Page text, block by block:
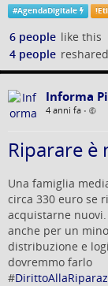
#AgendaDigitale !
6 people like this
4 people
Informa
4 anni fa •
Riparare è
Una famiglia
circa 330 euro se
acquistarne
anche per un
distribuzione e
dovremmo farlo
#